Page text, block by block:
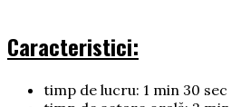
Caracteristici:
timp de lucru: 1 min 30 sec